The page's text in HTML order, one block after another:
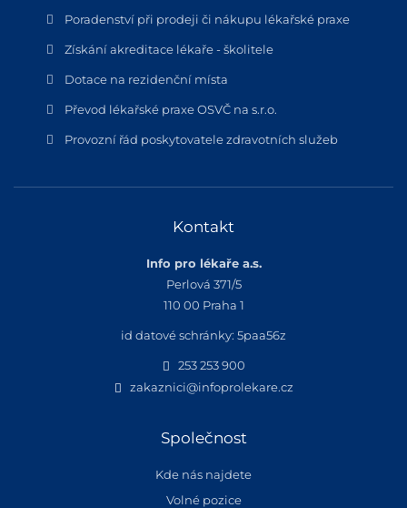
Poradenství při prodeji či nákupu lékařské praxe
Získání akreditace lékaře - školitele
Dotace na rezidenční místa
Převod lékařské praxe OSVČ na s.r.o.
Provozní řád poskytovatele zdravotních služeb
Kontakt
Info pro lékaře a.s.
Perlová 371/5
110 00 Praha 1
id datové schránky: 5paa56z
253 253 900
zakaznici@infoprolekare.cz
Společnost
Kde nás najdete
Volné pozice